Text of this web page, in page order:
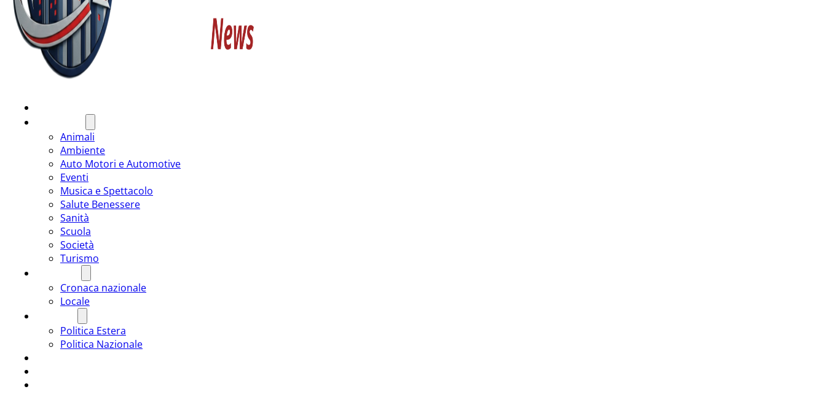
Animali
Ambiente
Auto Motori e Automotive
Eventi
Musica e Spettacolo
Salute Benessere
Sanità
Scuola
Società
Turismo
Cronaca nazionale
Locale
Politica Estera
Politica Nazionale